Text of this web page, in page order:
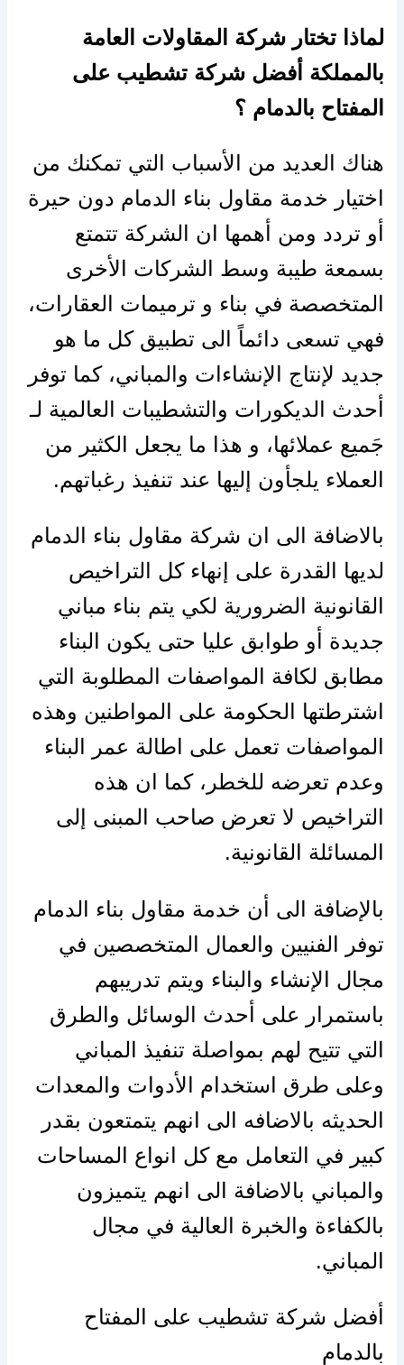
لماذا تختار شركة المقاولات العامة
بالمملكة أفضل شركة تشطيب على
المفتاح بالدمام ؟
هناك العديد من الأسباب التي تمكنك من
اختيار خدمة مقاول بناء الدمام دون حيرة
أو تردد ومن أهمها ان الشركة تتمتع
بسمعة طيبة وسط الشركات الأخرى
المتخصصة في بناء و ترميمات العقارات،
فهي تسعى دائماً الى تطبيق كل ما هو
جديد لإنتاج الإنشاءات والمباني، كما توفر
أحدث الديكورات والتشطيبات العالمية لـ
جَميع عملائها، و هذا ما يجعل الكثير من
العملاء يلجأون إليها عند تنفيذ رغباتهم.
بالاضافة الى ان شركة مقاول بناء الدمام
لديها القدرة على إنهاء كل التراخيص
القانونية الضرورية لكي يتم بناء مباني
جديدة أو طوابق عليا حتى يكون البناء
مطابق لكافة المواصفات المطلوبة التي
اشترطتها الحكومة على المواطنين وهذه
المواصفات تعمل على اطالة عمر البناء
وعدم تعرضه للخطر، كما ان هذه
التراخيص لا تعرض صاحب المبنى إلى
المسائلة القانونية.
بالإضافة الى أن خدمة مقاول بناء الدمام
توفر الفنيين والعمال المتخصصين في
مجال الإنشاء والبناء ويتم تدريبهم
باستمرار على أحدث الوسائل والطرق
التي تتيح لهم بمواصلة تنفيذ المباني
وعلى طرق استخدام الأدوات والمعدات
الحديثه بالاضافه الى انهم يتمتعون بقدر
كبير في التعامل مع كل انواع المساحات
والمباني بالاضافة الى انهم يتميزون
بالكفاءة والخبرة العالية في مجال
المباني.
أفضل شركة تشطيب على المفتاح
بالدمام